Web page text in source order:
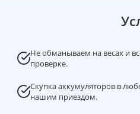
Не обманываем на весах и
проверке.
Скупка аккумуляторов в
нашим приездом.